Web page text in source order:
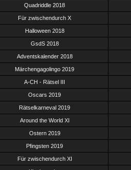
Quadriddle 2018
Für zwischendurch X
Halloween 2018
GsdS 2018
Adventskalender 2018
Märchengagolingo 2019
A-CH - Rätsel III
Oscars 2019
Rätselkarneval 2019
Around the World XI
Ostern 2019
Pfingsten 2019
Für zwischendurch XI